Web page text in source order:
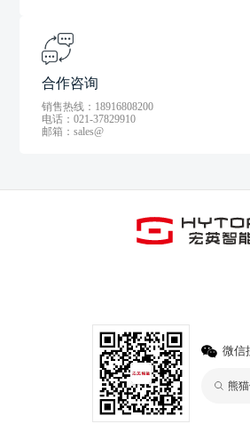
合作咨询
销售热线：18916808200
电话：021-37829910
邮箱：sales@
微信
熊